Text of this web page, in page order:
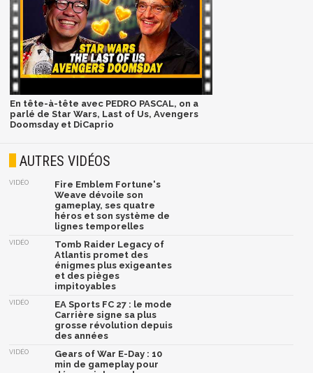
En tête-à-tête avec PEDRO PASCAL, on a
parlé de Star Wars, Last of Us, Avengers
Doomsday et DiCaprio
AUTRES VIDÉOS
VIDÉO
Fire Emblem Fortune's
Weave dévoile son
gameplay, ses quatre
héros et son système de
lignes temporelles
VIDÉO
Tomb Raider Legacy of
Atlantis promet des
énigmes plus exigeantes
et des pièges
impitoyables
VIDÉO
EA Sports FC 27 : le mode
Carrière signe sa plus
grosse révolution depuis
des années
VIDÉO
Gears of War E-Day : 10
min de gameplay pour